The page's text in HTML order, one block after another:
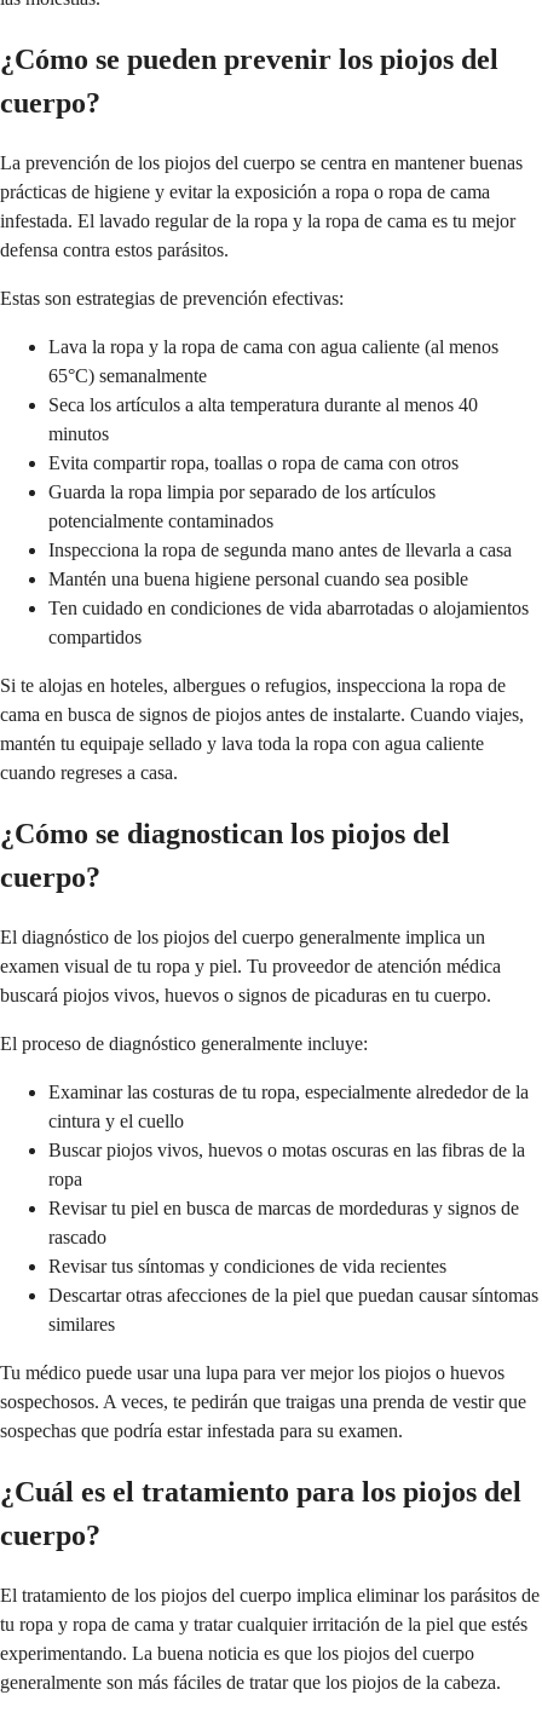
¿Cómo se pueden prevenir los piojos del
cuerpo?
La prevención de los piojos del cuerpo se centra en mantener buenas
prácticas de higiene y evitar la exposición a ropa o ropa de cama
infestada. El lavado regular de la ropa y la ropa de cama es tu mejor
defensa contra estos parásitos.
Estas son estrategias de prevención efectivas:
Lava la ropa y la ropa de cama con agua caliente (al menos
65°C) semanalmente
Seca los artículos a alta temperatura durante al menos 40
minutos
Evita compartir ropa, toallas o ropa de cama con otros
Guarda la ropa limpia por separado de los artículos
potencialmente contaminados
Inspecciona la ropa de segunda mano antes de llevarla a casa
Mantén una buena higiene personal cuando sea posible
Ten cuidado en condiciones de vida abarrotadas o alojamientos
compartidos
Si te alojas en hoteles, albergues o refugios, inspecciona la ropa de
cama en busca de signos de piojos antes de instalarte. Cuando viajes,
mantén tu equipaje sellado y lava toda la ropa con agua caliente
cuando regreses a casa.
¿Cómo se diagnostican los piojos del
cuerpo?
El diagnóstico de los piojos del cuerpo generalmente implica un
examen visual de tu ropa y piel. Tu proveedor de atención médica
buscará piojos vivos, huevos o signos de picaduras en tu cuerpo.
El proceso de diagnóstico generalmente incluye:
Examinar las costuras de tu ropa, especialmente alrededor de la
cintura y el cuello
Buscar piojos vivos, huevos o motas oscuras en las fibras de la
ropa
Revisar tu piel en busca de marcas de mordeduras y signos de
rascado
Revisar tus síntomas y condiciones de vida recientes
Descartar otras afecciones de la piel que puedan causar síntomas
similares
Tu médico puede usar una lupa para ver mejor los piojos o huevos
sospechosos. A veces, te pedirán que traigas una prenda de vestir que
sospechas que podría estar infestada para su examen.
¿Cuál es el tratamiento para los piojos del
cuerpo?
El tratamiento de los piojos del cuerpo implica eliminar los parásitos de
tu ropa y ropa de cama y tratar cualquier irritación de la piel que estés
experimentando. La buena noticia es que los piojos del cuerpo
generalmente son más fáciles de tratar que los piojos de la cabeza.